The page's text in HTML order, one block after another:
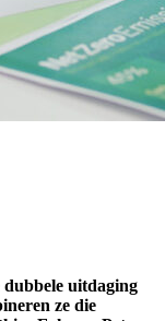
dubbele uitdaging
ze die